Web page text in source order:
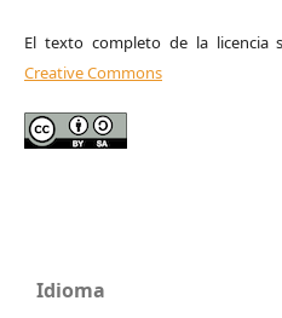
El texto completo de la licencia
Creative Commons
Idioma